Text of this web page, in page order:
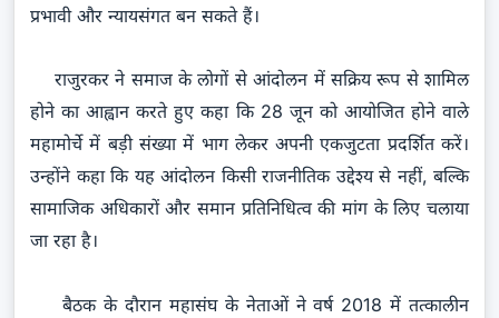
प्रभावी और न्यायसंगत बन सकते हैं।
राजुरकर ने समाज के लोगों से आंदोलन में सक्रिय रूप से शामिल
होने का आह्वान करते हुए कहा कि 28 जून को आयोजित होने वाले
महामोर्चे में बड़ी संख्या में भाग लेकर अपनी एकजुटता प्रदर्शित करें।
उन्होंने कहा कि यह आंदोलन किसी राजनीतिक उद्देश्य से नहीं, बल्कि
सामाजिक अधिकारों और समान प्रतिनिधित्व की मांग के लिए चलाया
जा रहा है।
बैठक के दौरान महासंघ के नेताओं ने वर्ष 2018 में तत्कालीन